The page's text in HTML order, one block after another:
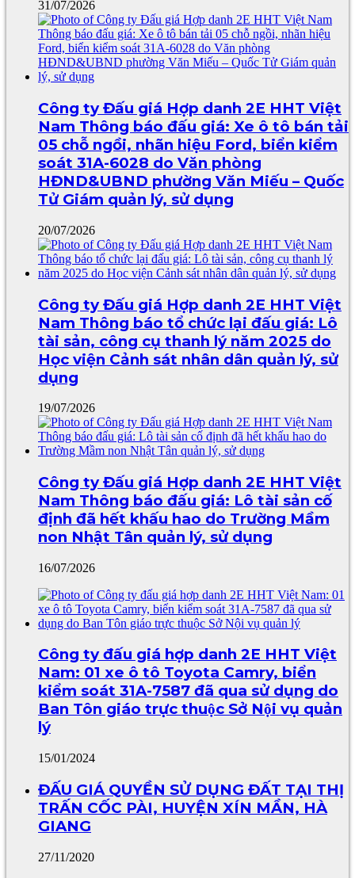
31/07/2026
Công ty Đấu giá Hợp danh 2E HHT Việt
Nam Thông báo đấu giá: Xe ô tô bán tải
05 chỗ ngồi, nhãn hiệu Ford, biển kiểm
soát 31A-6028 do Văn phòng
HĐND&UBND phường Văn Miếu – Quốc
Tử Giám quản lý, sử dụng
20/07/2026
Công ty Đấu giá Hợp danh 2E HHT Việt
Nam Thông báo tổ chức lại đấu giá: Lô
tài sản, công cụ thanh lý năm 2025 do
Học viện Cảnh sát nhân dân quản lý, sử
dụng
19/07/2026
Công ty Đấu giá Hợp danh 2E HHT Việt
Nam Thông báo đấu giá: Lô tài sản cố
định đã hết khấu hao do Trường Mầm
non Nhật Tân quản lý, sử dụng
16/07/2026
Công ty đấu giá hợp danh 2E HHT Việt
Nam: 01 xe ô tô Toyota Camry, biển
kiểm soát 31A-7587 đã qua sử dụng do
Ban Tôn giáo trực thuộc Sở Nội vụ quản
lý
15/01/2024
ĐẤU GIÁ QUYỀN SỬ DỤNG ĐẤT TẠI THỊ
TRẤN CỐC PÀI, HUYỆN XÍN MẦN, HÀ
GIANG
27/11/2020